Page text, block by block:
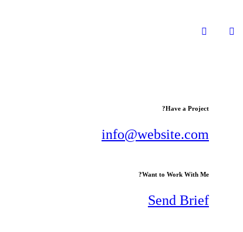
Have a Project?
info@website.com
Want to Work With Me?
Send Brief